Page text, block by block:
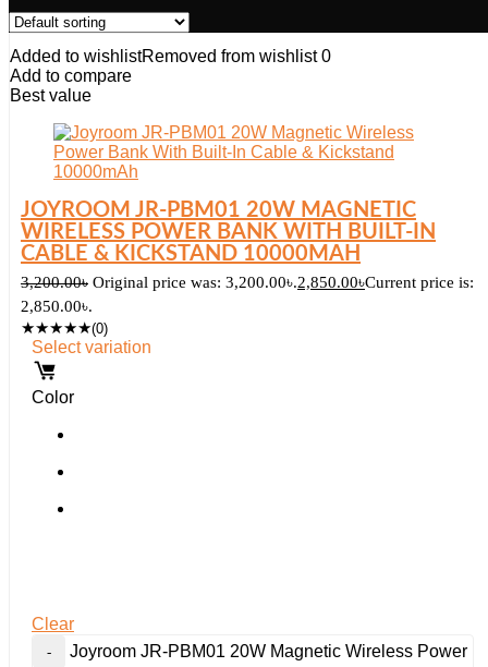
Added to wishlistRemoved from wishlist 0
Add to compare
Best value
JOYROOM JR-PBM01 20W MAGNETIC
WIRELESS POWER BANK WITH BUILT-IN
CABLE & KICKSTAND 10000MAH
3,200.00৳ Original price was: 3,200.00৳.2,850.00৳Current price is:
2,850.00৳.
★★★★★(0)
Select variation
Color
Clear
Joyroom JR-PBM01 20W Magnetic Wireless Power